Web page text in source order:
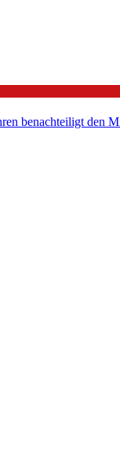
benachteiligt den